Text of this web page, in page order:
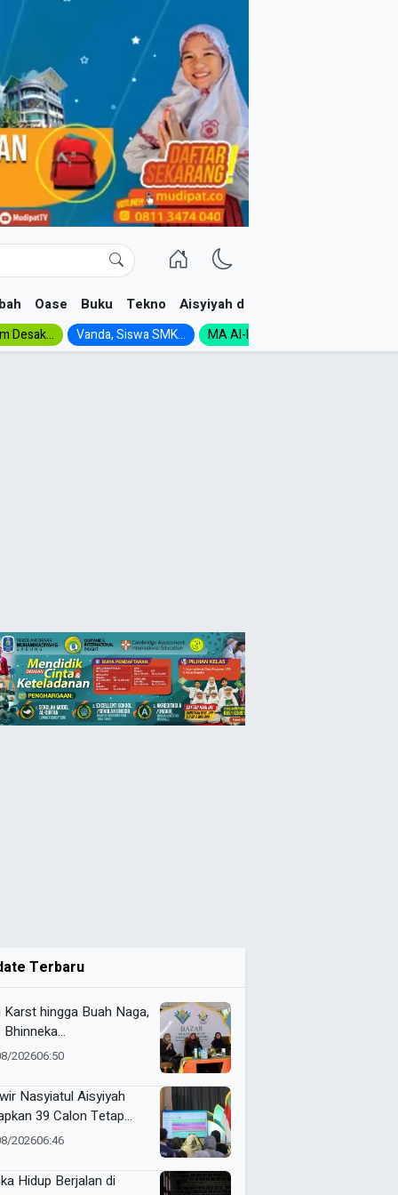
Oase Buku Tekno Aisyiyah dan NA
Desak... Vanda, Siswa SMK... MA Al-Ishlah Gelar...
Terbaru
Karst hingga Buah Naga,
Tunjukkan
Nasyiatul Aisyiyah
202606:50
Nasyiatul Aisyiyah
39 Calon Tetap
2026–2030, Pemilihan
202606:46
Hidup Berjalan di